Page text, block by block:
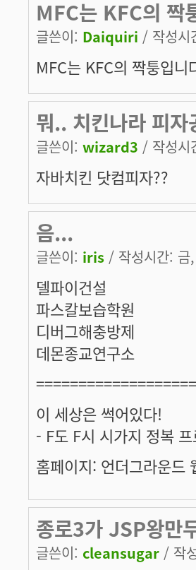
MFC는 KFC의 짝
글쓴이: Daiquiri / 작성
MFC는 KFC의 짝퉁입니
뭐.. 치킨나라 피자
글쓴이: wizard3 / 작성
자바치킨 닷컴피자??
음...
글쓴이: iris / 작성시간:
델파이건설
파스칼보습학원
디버그해충방제
데몬종교연구소
이 세상은 썩어있다!
- F도 F시 시가지 정복
홈페이지: 언더그라운
종로3가 JSP왕만
글쓴이: cleansugar / 작